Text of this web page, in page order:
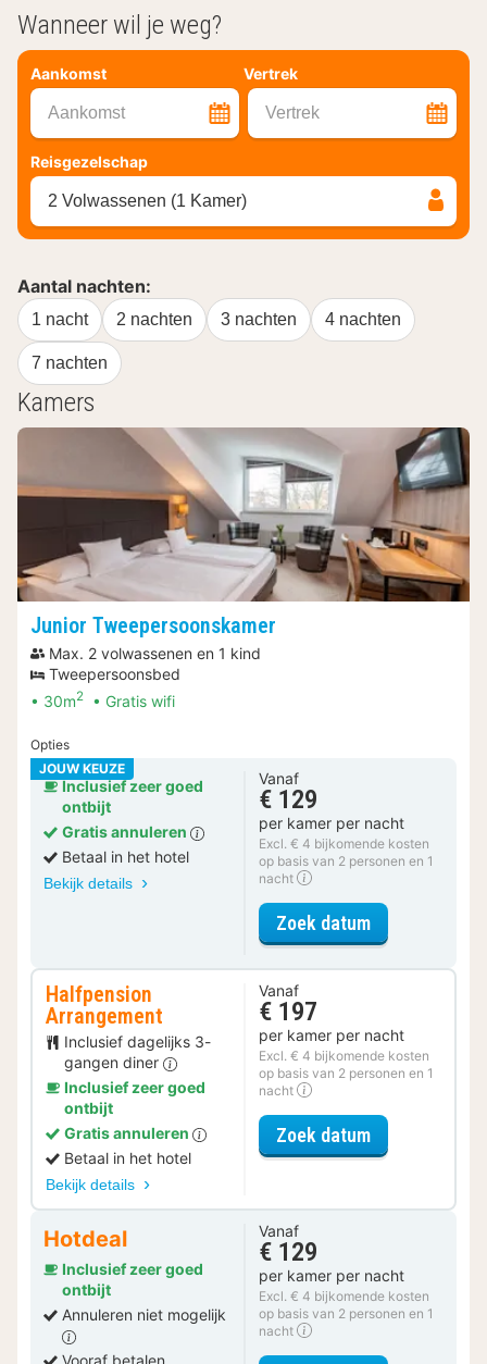
Wanneer wil je weg?
Aankomst Vertrek
Aankomst Vertrek
Reisgezelschap
2 Volwassenen (1 Kamer)
Aantal nachten:
1 nacht 2 nachten 3 nachten 4 nachten
7 nachten
Kamers
Junior Tweepersoonskamer
Max. 2 volwassenen en 1 kind
Tweepersoonsbed
30m2 Gratis wifi
Opties
JOUW KEUZE
Inclusief zeer goed
ontbijt
Gratis annuleren
Betaal in het hotel
Bekijk details
Vanaf
€ 129
per kamer per nacht
Excl. € 4 bijkomende kosten
op basis van 2 personen en 1
nacht
Zoek datumvoor Junior
Halfpension
Arrangement
Inclusief dagelijks 3-
gangen diner
Inclusief zeer goed
ontbijt
Gratis annuleren
Betaal in het hotel
Bekijk details
Vanaf
€ 197
per kamer per nacht
Excl. € 4 bijkomende kosten
op basis van 2 personen en 1
nacht
Zoek datumvoor
Hotdeal
Inclusief zeer goed
ontbijt
Annuleren niet mogelijk
Vooraf betalen
Vanaf
€ 129
per kamer per nacht
Excl. € 4 bijkomende kosten
op basis van 2 personen en 1
nacht